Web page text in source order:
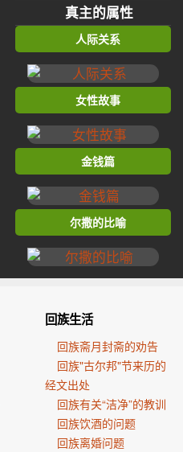
真主的属性
人际关系
女性故事
金钱篇
尔撒的比喻
回族生活
回族斋月封斋的劝告
回族"古尔邦"节来历的
经文出处
回族有关“洁净”的教训
回族饮酒的问题
回族离婚问题